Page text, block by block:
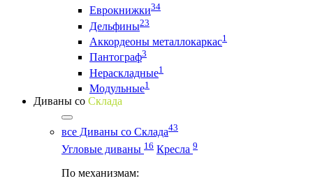
Еврокнижки34
Дельфины23
Аккордеоны металлокаркас1
Пантограф3
Нераскладные1
Модульные1
Диваны со Склада
все Диваны со Склада43
Угловые диваны 16 Кресла 9
По механизмам: